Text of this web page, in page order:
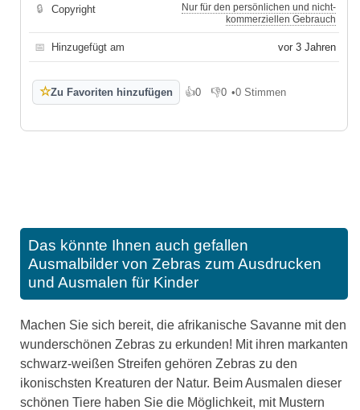
🔒 Copyright
Nur für den persönlichen und nicht-
kommerziellen Gebrauch
📅 Hinzugefügt am vor 3 Jahren
☆Zu Favoriten hinzufügen 👍0
Gefällt mir
👎0
Gefällt mir nicht
•0 Stimmen
Das könnte Ihnen auch gefallen
Ausmalbilder von Zebras zum Ausdrucken
und Ausmalen für Kinder
Machen Sie sich bereit, die afrikanische Savanne mit den
wunderschönen Zebras zu erkunden! Mit ihren markanten
schwarz-weißen Streifen gehören Zebras zu den
ikonischsten Kreaturen der Natur. Beim Ausmalen dieser
schönen Tiere haben Sie die Möglichkeit, mit Mustern